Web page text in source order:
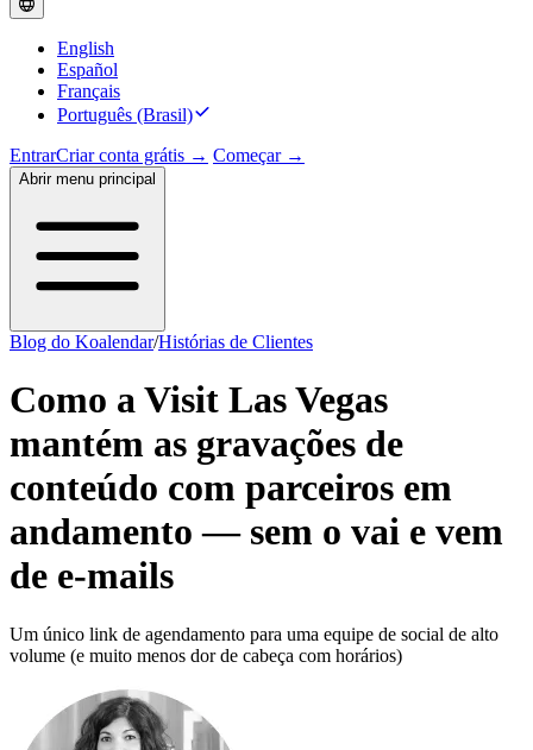
English
Español
Français
Português (Brasil)
EntrarCriar conta grátis → Começar →
Abrir menu principal
Blog do Koalendar/Histórias de Clientes
Como a Visit Las Vegas
mantém as gravações de
conteúdo com parceiros em
andamento — sem o vai e vem
de e-mails
Um único link de agendamento para uma equipe de social de alto
volume (e muito menos dor de cabeça com horários)